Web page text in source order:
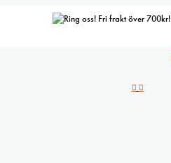
Fri frakt över 700kr!